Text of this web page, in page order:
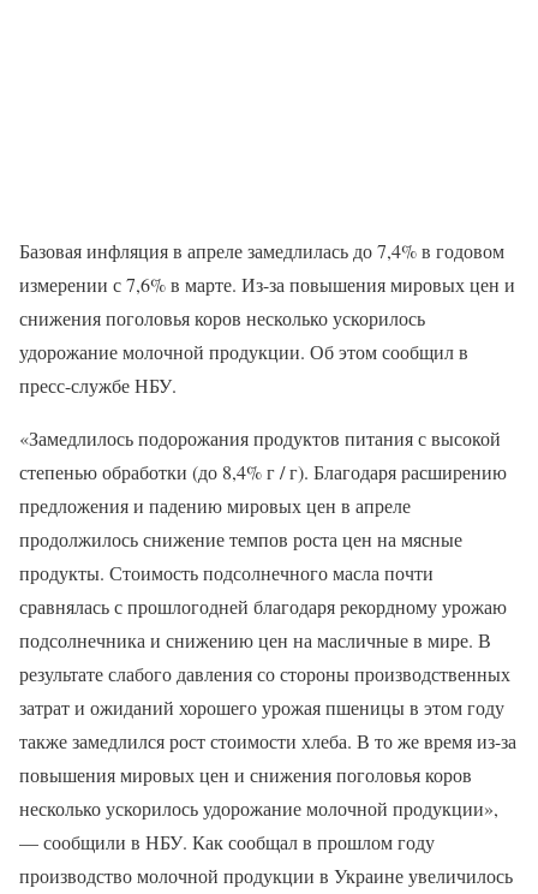
Базовая инфляция в апреле замедлилась до 7,4% в годовом
измерении с 7,6% в марте. Из-за повышения мировых цен и
снижения поголовья коров несколько ускорилось
удорожание молочной продукции. Об этом сообщил в
пресс-службе НБУ.
«Замедлилось подорожания продуктов питания с высокой
степенью обработки (до 8,4% г / г). Благодаря расширению
предложения и падению мировых цен в апреле
продолжилось снижение темпов роста цен на мясные
продукты. Стоимость подсолнечного масла почти
сравнялась с прошлогодней благодаря рекордному урожаю
подсолнечника и снижению цен на масличные в мире. В
результате слабого давления со стороны производственных
затрат и ожиданий хорошего урожая пшеницы в этом году
также замедлился рост стоимости хлеба. В то же время из-за
повышения мировых цен и снижения поголовья коров
несколько ускорилось удорожание молочной продукции»,
— сообщили в НБУ. Как сообщал в прошлом году
производство молочной продукции в Украине увеличилось